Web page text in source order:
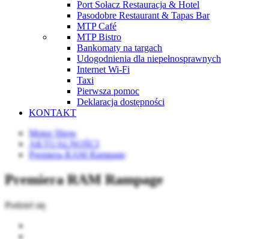
Port Sołacz Restauracja & Hotel
Pasodobre Restaurant & Tapas Bar
MTP Café
MTP Bistro
Bankomaty na targach
Udogodnienia dla niepełnosprawnych
Internet Wi-Fi
Taxi
Pierwsza pomoc
Deklaracja dostępności
KONTAKT
Motor Show
AKTUALNOŚCI
Premiera RAM Rampage
Premiera RAM Rampage
Podziel się